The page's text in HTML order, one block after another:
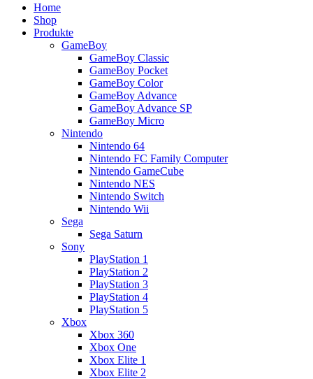
Home
Shop
Produkte
GameBoy
GameBoy Classic
GameBoy Pocket
GameBoy Color
GameBoy Advance
GameBoy Advance SP
GameBoy Micro
Nintendo
Nintendo 64
Nintendo FC Family Computer
Nintendo GameCube
Nintendo NES
Nintendo Switch
Nintendo Wii
Sega
Sega Saturn
Sony
PlayStation 1
PlayStation 2
PlayStation 3
PlayStation 4
PlayStation 5
Xbox
Xbox 360
Xbox One
Xbox Elite 1
Xbox Elite 2